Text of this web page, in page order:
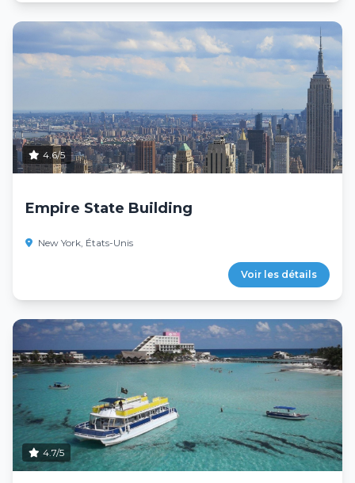
4.6/5
Empire State Building
New York, États-Unis
Voir les détails
4.7/5